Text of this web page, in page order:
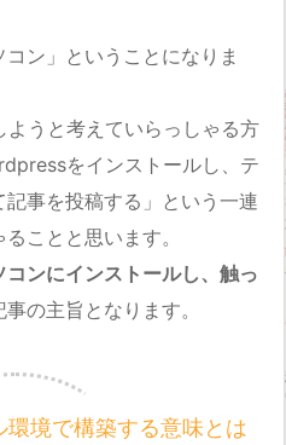
ン」ということになりま
うと考えていらっしゃる方
をインストールし、テ
事を投稿する」という一連
ことと思います。
コンにインストールし、触っ
の主旨となります。
環境で構築する意味とは